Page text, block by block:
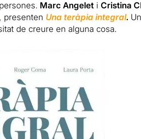
Marc Angeleti Cristina
, presenten Una teràpia integral.
de creure en alguna cosa.